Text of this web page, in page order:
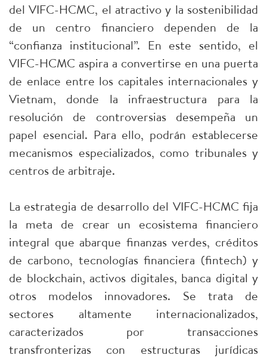
del VIFC-HCMC, el atractivo y la sostenibilidad
de un centro financiero dependen de la
“confianza institucional”. En este sentido, el
VIFC-HCMC aspira a convertirse en una puerta
de enlace entre los capitales internacionales y
Vietnam, donde la infraestructura para la
resolución de controversias desempeña un
papel esencial. Para ello, podrán establecerse
mecanismos especializados, como tribunales y
centros de arbitraje.
La estrategia de desarrollo del VIFC-HCMC fija
la meta de crear un ecosistema financiero
integral que abarque finanzas verdes, créditos
de carbono, tecnologías financiera (fintech) y
de blockchain, activos digitales, banca digital y
otros modelos innovadores. Se trata de
sectores altamente internacionalizados,
caracterizados por transacciones
transfronterizas con estructuras jurídicas